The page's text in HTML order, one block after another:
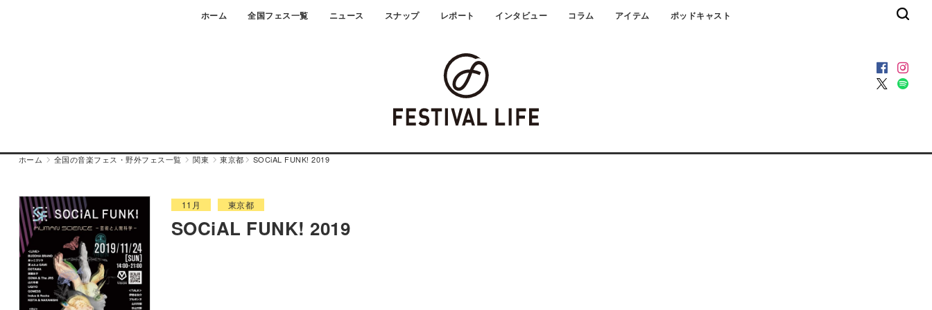
ホーム 全国フェス一覧 ニュース スナップ レポート インタビュー コラム アイテム ポッドキャスト
ホーム 全国の音楽フェス・野外フェス一覧 関東 東京都 SOCiAL FUNK! 2019
11月 東京都
SOCiAL FUNK! 2019